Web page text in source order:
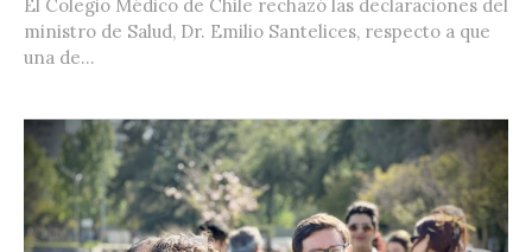
El Colegio Médico de Chile rechazó las declaraciones del
ministro de Salud, Dr. Emilio Santelices, respecto a que
una de...